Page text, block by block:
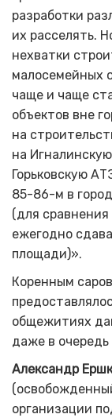
разработки
их расселять.
нехватки
малосемейных
чаще и чаще
объектов вне
на
на
Горьковскую
85-86-м в
(для сравнения
ежегодно
площади)».
Коренным
общежитиях
даже в очередь
Александр
организации